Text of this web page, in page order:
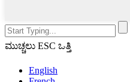
ಮುಚ್ಚಲು ESC ಒತ್ತಿ
English